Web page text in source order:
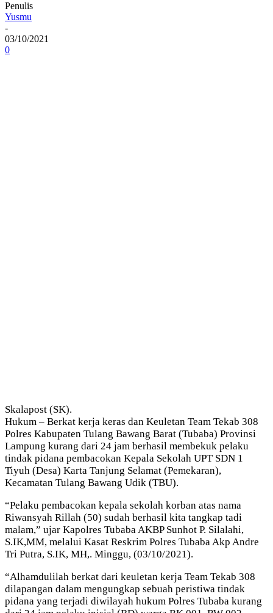
Penulis
Yusmu
-
03/10/2021
0
Skalapost (SK).
Hukum – Berkat kerja keras dan Keuletan Team Tekab 308
Polres Kabupaten Tulang Bawang Barat (Tubaba) Provinsi
Lampung kurang dari 24 jam berhasil membekuk pelaku
tindak pidana pembacokan Kepala Sekolah UPT SDN 1
Tiyuh (Desa) Karta Tanjung Selamat (Pemekaran),
Kecamatan Tulang Bawang Udik (TBU).
“Pelaku pembacokan kepala sekolah korban atas nama
Riwansyah Rillah (50) sudah berhasil kita tangkap tadi
malam,” ujar Kapolres Tubaba AKBP Sunhot P. Silalahi,
S.IK,MM, melalui Kasat Reskrim Polres Tubaba Akp Andre
Tri Putra, S.IK, MH,. Minggu, (03/10/2021).
“Alhamdulilah berkat dari keuletan kerja Team Tekab 308
dilapangan dalam mengungkap sebuah peristiwa tindak
pidana yang terjadi diwilayah hukum Polres Tubaba kurang